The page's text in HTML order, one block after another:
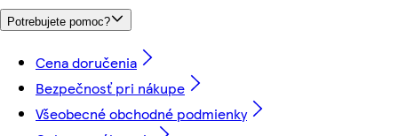
Potrebujete pomoc?
Cena doručenia
Bezpečnosť pri nákupe
Všeobecné obchodné podmienky